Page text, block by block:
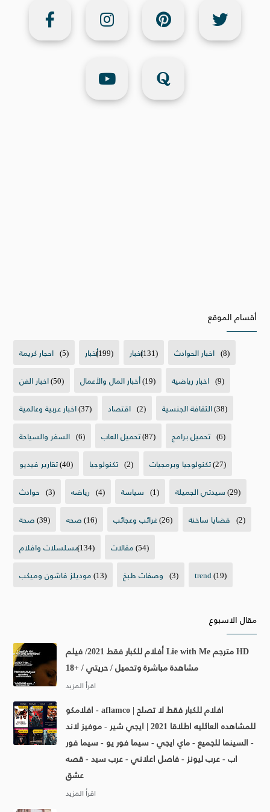
أقسام الموقع
احجار كريمة (5) أخبار(199) اخبار(131) اخبار الحوادث (8)
اخبار الفن(50) أخبار المال والأعمال(19) اخبار رياضية (9)
اخبار عربية وعالمية(37) اقتصاد (2) الثقافة الجنسية(38)
السفر والسياحة (6) تحميل العاب(87) تحميل برامج (6)
تقارير فيديو(40) تكنولوجيا (2) تكنولوجيا وبرمجيات(27)
حوادث (3) رياضه (4) سياسة (1) سيدتي الجميلة(29)
صحة(39) صحه(16) غرائب وعجائب(26) قضايا ساخنة (2)
مسلسلات وافلام(134) مقالات(54)
موديلز فاشون وميكب(13) وصفات طبخ (3) trend(19)
مقال الاسبوع
أفلام للكبار فقط 2021/ فيلم Lie with Me مترجم HD
مشاهدة مباشرة وتحميل / حريتي / +18
افلامكو - aflamco | افلام للكبار فقط لا تصلح
للمشاهده العائليه اطلاقا 2021 | ايجي شير - موفيز لاند
- السينما للجميع - ماي ايجي - سيما فور يو - سيما فور
اب - عرب ليونز - فاصل اعلاني - عرب سيد - قصه
عشق